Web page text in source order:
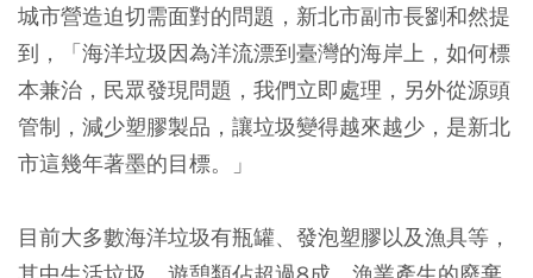
城市營造迫切需面對的問題，新北市副市長劉和然提
到，「海洋垃圾因為洋流漂到臺灣的海岸上，如何標
本兼治，民眾發現問題，我們立即處理，另外從源頭
管制，減少塑膠製品，讓垃圾變得越來越少，是新北
市這幾年著墨的目標。」
目前大多數海洋垃圾有瓶罐、發泡塑膠以及漁具等，